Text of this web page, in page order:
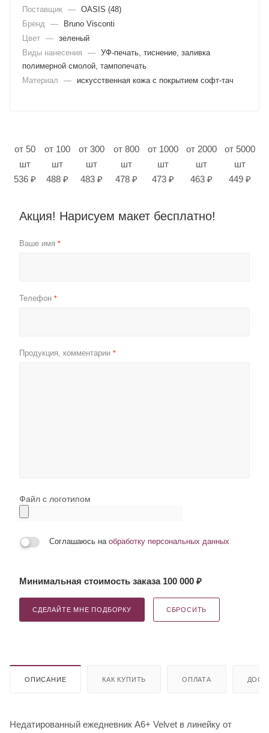
Поставщик — OASIS (48)
Бренд
—
Bruno Visconti
Цвет — зеленый
Виды нанесения
— УФ-печать, тиснение, заливка
полимерной смолой, тампопечать
Материал
— искусственная кожа с покрытием софт-тач
от 50
шт
536 ₽
от 100
шт
488 ₽
от 300
шт
483 ₽
от 800
шт
478 ₽
от 1000
шт
473 ₽
от 2000
шт
463 ₽
от 5000
шт
449 ₽
Акция! Нарисуем макет бесплатно!
Ваше имя *
Телефон *
Продукция, комментарии *
Файл с логотипом
Соглашаюсь на обработку персональных данных
Минимальная стоимость заказа 100 000 ₽
СДЕЛАЙТЕ МНЕ ПОДБОРКУ СБРОСИТЬ
ОПИСАНИЕ КАК КУПИТЬ ОПЛАТА
Недатированный ежедневник A6+ Velvet в линейку от